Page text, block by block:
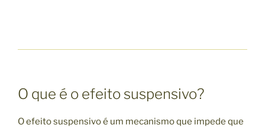
O que é o efeito suspensivo?
O efeito suspensivo é um mecanismo que impede que